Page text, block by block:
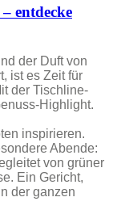
entdecke
der Duft von
ist es Zeit für
der Tischline-
Highlight.
inspirieren.
Abende:
von grüner
Ein Gericht,
der ganzen